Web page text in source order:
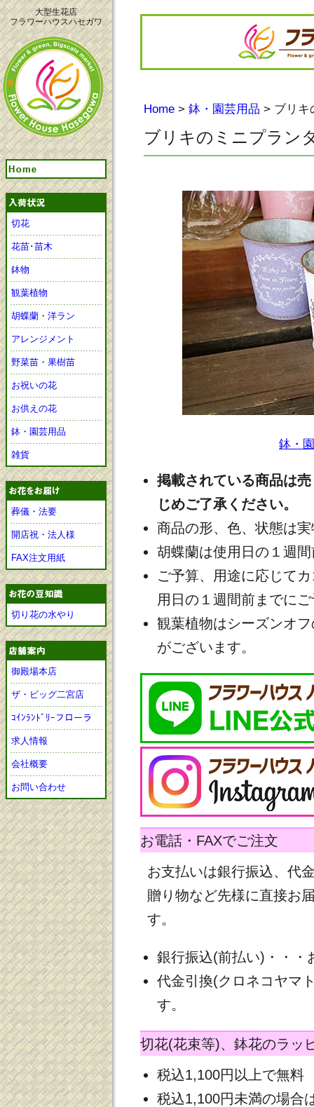
大型生花店
フラワーハウスハセガワ
切花
花苗･苗木
鉢物
観葉植物
胡蝶蘭・洋ラン
アレンジメント
野菜苗・果樹苗
お祝いの花
お供えの花
鉢・園芸用品
雑貨
葬儀・法要
開店祝・法人様
FAX注文用紙
切り花の水やり
御殿場本店
ザ・ビッグ二宮店
ｺｲﾝﾗﾝﾄﾞﾘｰフローラ
求人情報
会社概要
お問い合わせ
Home > 鉢・園芸用品 > ブリキ
ブリキのミニプラン
鉢・
掲載されている商品は
じめご了承ください。
商品の形、色、状態は
胡蝶蘭は使用日の１週
ご予算、用途に応じて
用日の１週間前までに
観葉植物はシーズンオ
がございます。
お電話・FAXでご注文
お支払いは銀行振込、代
贈り物など先様に直接お
す。
銀行振込(前払い)・・・
代金引換(クロネコヤマ
す。
切花(花束等)、鉢花のラッ
税込1,100円以上で無料
税込1,100円未満の場合